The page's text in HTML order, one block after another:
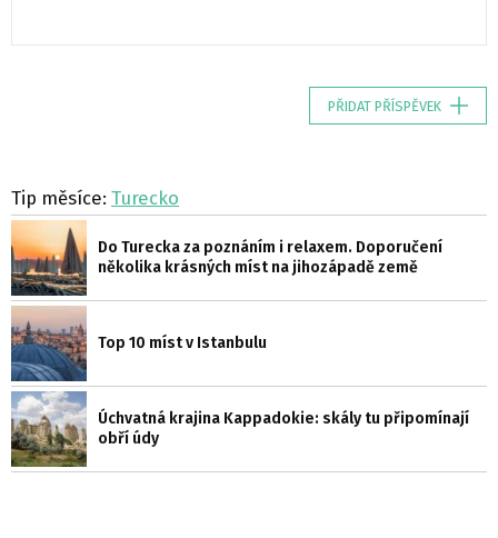
PŘIDAT PŘÍSPĚVEK
Tip měsíce: Turecko
Do Turecka za poznáním i relaxem. Doporučení
několika krásných míst na jihozápadě země
Top 10 míst v Istanbulu
Úchvatná krajina Kappadokie: skály tu připomínají
obří údy